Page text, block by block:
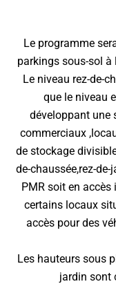
Le programme
parkings sous-sol
Le niveau rez-de-
que le niveau
développant une
commerciaux
de stockage
de-chaussée,rez-
PMR soit en
certains locaux
accès pour des
Les hauteurs sous
jardin sont